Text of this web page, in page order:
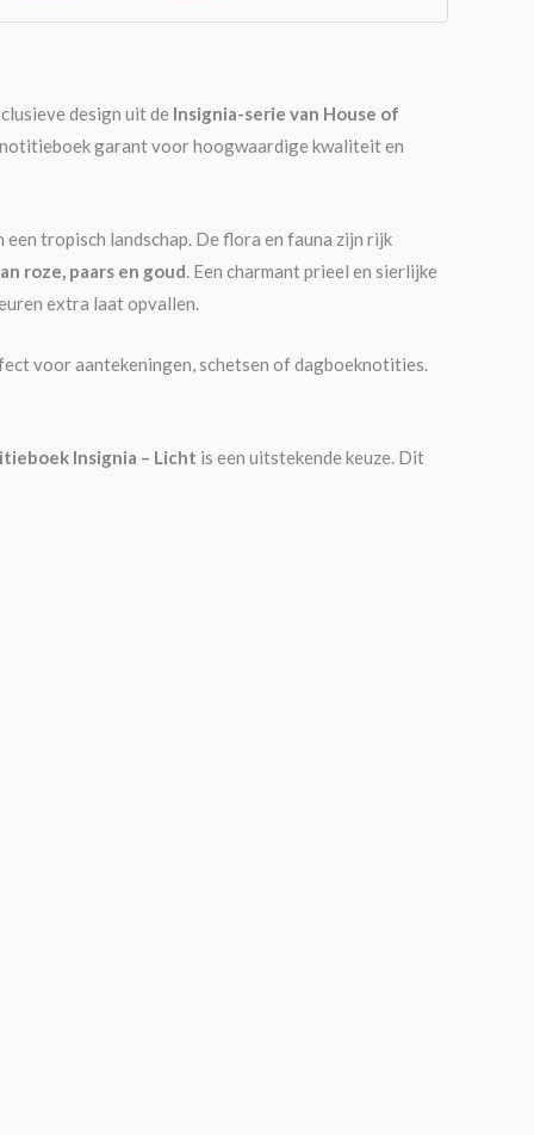
design uit de Insignia-serie van House of
garant voor hoogwaardige kwaliteit en
een tropisch landschap. De flora en fauna zijn rijk
roze, paars en goud. Een charmant prieel en sierlijke
extra laat opvallen.
voor aantekeningen, schetsen of dagboeknotities.
Insignia – Licht is een uitstekende keuze. Dit